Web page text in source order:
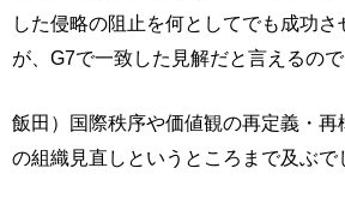
した侵略の阻止を何としてでも成功さ
が、G7で一致した見解だと言えるので
飯田）国際秩序や価値観の再定義・再
の組織見直しというところまで及ぶで